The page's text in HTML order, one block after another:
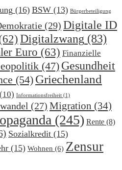
(16) BSW (13) Bürgerbeteiligung
(29) Digitale ID
Digitalzwang (83)
Euro (63) Finanzielle
(47) Gesundheit
(54) Griechenland
(10) Informationsfreiheit (1)
(27) Migration (34)
(245) Rente (8)
Sozialkredit (15)
(15) Wohnen (6) Zensur